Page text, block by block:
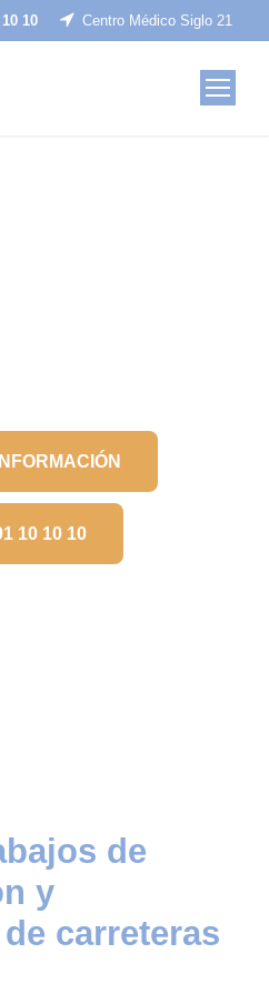
10 Centro Médico Siglo 21
10 10 10
de
y
carreteras